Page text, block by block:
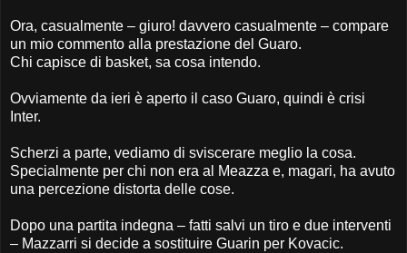
Ora, casualmente – giuro! davvero casualmente – compare
un mio commento alla prestazione del Guaro.
Chi capisce di basket, sa cosa intendo.
Ovviamente da ieri è aperto il caso Guaro, quindi è crisi
Inter.
Scherzi a parte, vediamo di sviscerare meglio la cosa.
Specialmente per chi non era al Meazza e, magari, ha avuto
una percezione distorta delle cose.
Dopo una partita indegna – fatti salvi un tiro e due interventi
– Mazzarri si decide a sostituire Guarin per Kovacic.